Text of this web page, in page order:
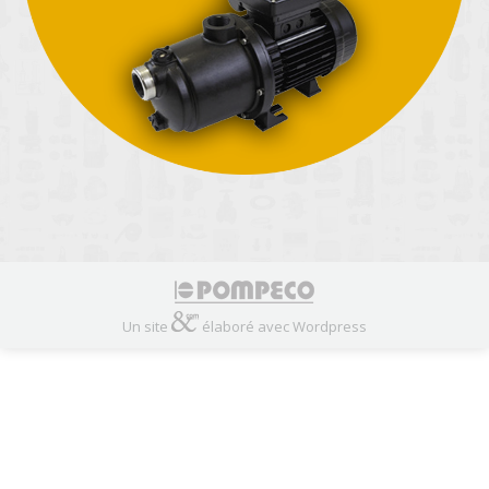
Un site élaboré avec Wordpress